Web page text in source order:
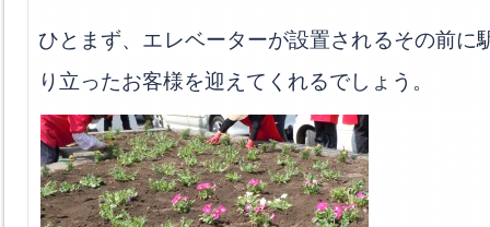
ひとまず、エレベーターが設置されるその前に
り立ったお客様を迎えてくれるでしょう。